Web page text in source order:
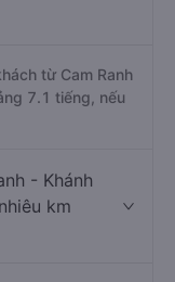
từ Cam Ranh
7.1 tiếng, nếu
- Khánh
km